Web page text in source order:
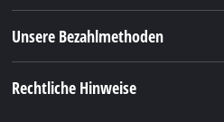
Unsere Bezahlmethoden
Rechtliche Hinweise